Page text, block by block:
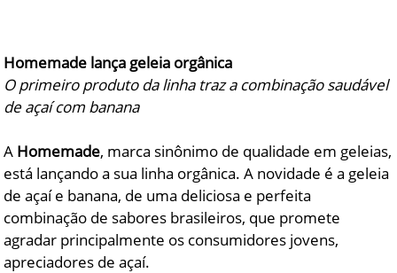
ÚLTIMAS NOTÍCIAS
Homemade lança geleia orgânica
O primeiro produto da linha traz a combinação saudável
de açaí com banana
A Homemade, marca sinônimo de qualidade em geleias,
está lançando a sua linha orgânica. A novidade é a geleia
de açaí e banana, de uma deliciosa e perfeita
combinação de sabores brasileiros, que promete
agradar principalmente os consumidores jovens,
apreciadores de açaí.